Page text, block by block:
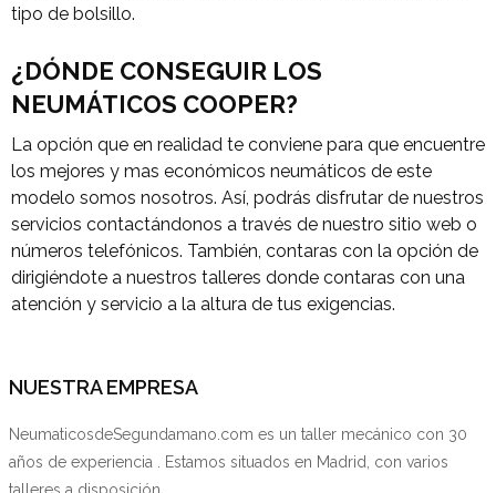
tipo de bolsillo.
¿DÓNDE CONSEGUIR LOS
NEUMÁTICOS COOPER?
La opción que en realidad te conviene para que encuentre
los mejores y mas económicos neumáticos de este
modelo somos nosotros. Así, podrás disfrutar de nuestros
servicios contactándonos a través de nuestro sitio web o
números telefónicos. También, contaras con la opción de
dirigiéndote a nuestros talleres donde contaras con una
atención y servicio a la altura de tus exigencias.
NUESTRA EMPRESA
NeumaticosdeSegundamano.com es un taller mecánico con 30
años de experiencia . Estamos situados en Madrid, con varios